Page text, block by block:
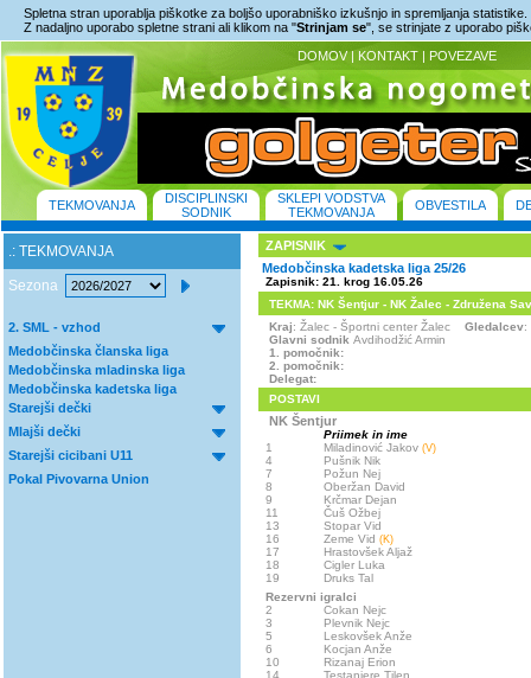
Spletna stran uporablja piškotke za boljšo uporabniško izkušnjo in spremljanja statistike.
Z nadaljno uporabo spletne strani ali klikom na "Strinjam se", se strinjate z uporabo
DOMOV | KONTAKT | POVEZAVE
TEKMOVANJA
DISCIPLINSKI
SODNIK
SKLEPI VODSTVA
TEKMOVANJA
OBVESTILA
.: TEKMOVANJA
Sezona
2. SML - vzhod
Medobčinska članska liga
Medobčinska mladinska liga
Medobčinska kadetska liga
Starejši dečki
Mlajši dečki
Starejši cicibani U11
Pokal Pivovarna Union
ZAPISNIK
Medobčinska kadetska liga 25/26
Zapisnik: 21. krog 16.05.26
TEKMA: NK Šentjur - NK Žalec - Združena
Kraj: Žalec - Športni center Žalec Gledalcev:
Glavni sodnik Avdihodžić Armin
1. pomočnik:
2. pomočnik:
Delegat:
POSTAVI
NK Šentjur
Priimek in ime
1
Miladinović Jakov (V)
4
Pušnik Nik
7
Požun Nej
8
Oberžan David
9
Krčmar Dejan
11
Čuš Ožbej
13
Stopar Vid
16
Zeme Vid (K)
17
Hrastovšek Aljaž
18
Cigler Luka
19
Druks Tal
Rezervni igralci
2
Cokan Nejc
3
Plevnik Nejc
5
Leskovšek Anže
6
Kocjan Anže
10
Rizanaj Erion
14
Testaniere Tilen